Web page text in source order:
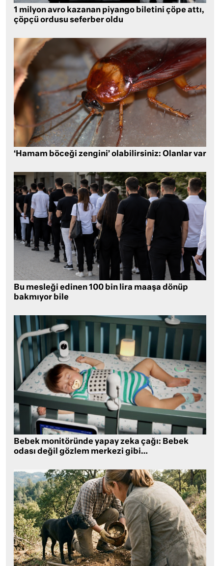
1 milyon avro kazanan piyango biletini çöpe attı,
çöpçü ordusu seferber oldu
‘Hamam böceği zengini’ olabilirsiniz: Olanlar var
Bu mesleği edinen 100 bin lira maaşa dönüp
bakmıyor bile
Bebek monitöründe yapay zeka çağı: Bebek
odası değil gözlem merkezi gibi…